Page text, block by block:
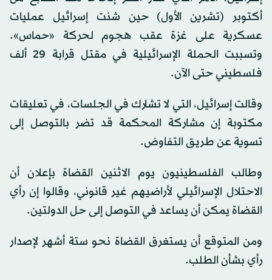
أكتوبر (تشرين الأول) حين شنت إسرائيل عمليات
عسكرية على غزة عقب هجوم لحركة «حماس».
وتسببت الحملة الإسرائيلية في مقتل قرابة 29 ألف
فلسطيني حتى الآن.
وقالت إسرائيل، التي لا تشارك في الجلسات، في تعليقات
مكتوبة إن مشاركة المحكمة قد تضر بالتوصل إلى
تسوية عن طريق التفاوض.
وطالب الفلسطينيون يوم الاثنين القضاة بإعلان أن
الاحتلال الإسرائيلي لأراضيهم غير قانوني، وقالوا إن رأي
القضاة يمكن أن يساعد في التوصل إلى حل الدولتين.
ومن المتوقع أن يستغرق القضاة نحو ستة أشهر لإصدار
رأي بشأن الطلب.